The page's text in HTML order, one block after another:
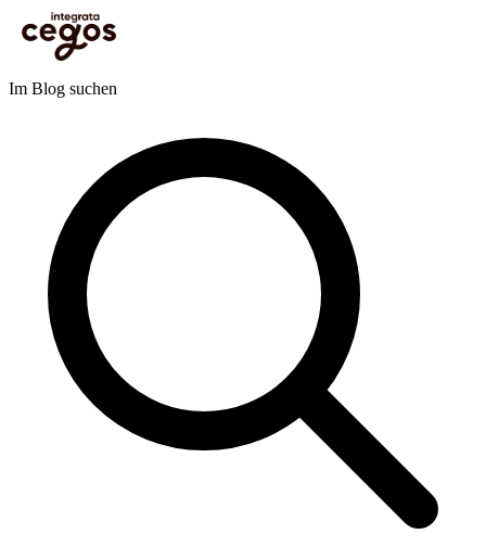
Skip to main content
Sie sind hier:Startseite
Produktive Besprechungskultur etablieren
Blog
Im Blog suchen